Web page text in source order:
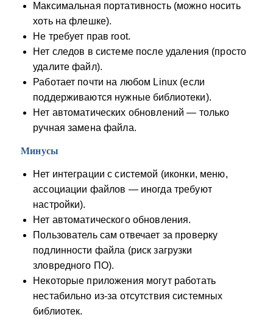
Максимальная портативность (можно носить
хоть на флешке).
Не требует прав root.
Нет следов в системе после удаления (просто
удалите файл).
Работает почти на любом Linux (если
поддерживаются нужные библиотеки).
Нет автоматических обновлений — только
ручная замена файла.
Минусы
Нет интеграции с системой (иконки, меню,
ассоциации файлов — иногда требуют
настройки).
Нет автоматического обновления.
Пользователь сам отвечает за проверку
подлинности файла (риск загрузки
зловредного ПО).
Некоторые приложения могут работать
нестабильно из‑за отсутствия системных
библиотек.